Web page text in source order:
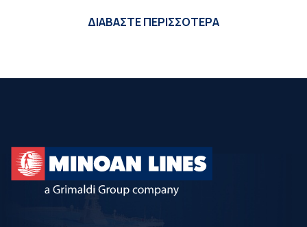
ΔΙΑΒΑΣΤΕ ΠΕΡΙΣΣΟΤΕΡΑ